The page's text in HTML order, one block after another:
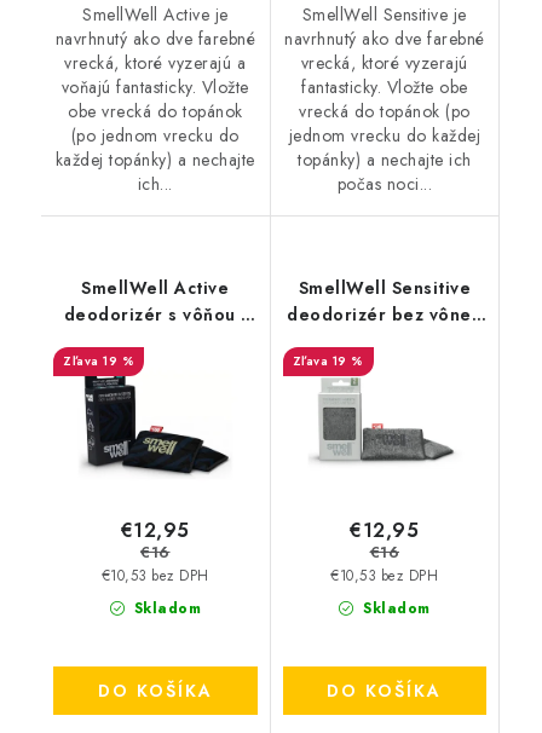
SmellWell Active je
navrhnutý ako dve farebné
vrecká, ktoré vyzerajú a
voňajú fantasticky. Vložte
obe vrecká do topánok
(po jednom vrecku do
každej topánky) a nechajte
ich...
SmellWell Sensitive je
navrhnutý ako dve farebné
vrecká, ktoré vyzerajú
fantasticky. Vložte obe
vrecká do topánok (po
jednom vrecku do každej
topánky) a nechajte ich
počas noci...
SmellWell Active
deodorizér s vôňou -
19 %
Skladom
€10,53 bez DPH
€12,95
€16
DO KOŠÍKA
SmellWell Sensitive
deodorizér bez vône -
19 %
Skladom
€10,53 bez DPH
€12,95
€16
DO KOŠÍKA